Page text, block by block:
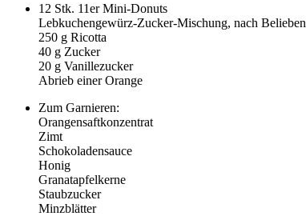
12 Stk. 11er Mini-Donuts
Lebkuchengewürz-Zucker-Mischung, nach Belieben
250 g Ricotta
40 g Zucker
20 g Vanillezucker
Abrieb einer Orange
Zum Garnieren:
Orangensaftkonzentrat
Zimt
Schokoladensauce
Honig
Granatapfelkerne
Staubzucker
Minzblätter